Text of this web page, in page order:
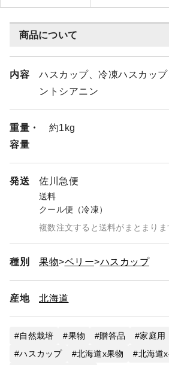
商品について
内容
ハスカップ、冷凍ハスカッ
ントシアニン
重量・
容量
約1kg
発送 佐川急便
送料
クール便（冷凍）
複数注文すると送料がまとまりま
種別 果物 ベリー ハスカップ
産地 北海道
自然栽培 果物 贈答品 家庭用
ハスカップ
北海道x果物
北海道